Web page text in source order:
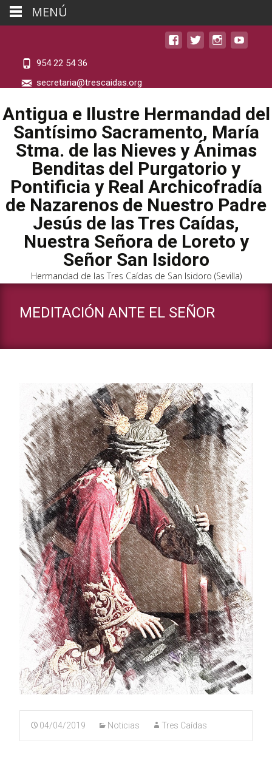
954 22 54 36
secretaria@trescaidas.org
Antigua e Ilustre Hermandad del
Santísimo Sacramento, María
Stma. de las Nieves y Ánimas
Benditas del Purgatorio y
Pontificia y Real Archicofradía
de Nazarenos de Nuestro Padre
Jesús de las Tres Caídas,
Nuestra Señora de Loreto y
Señor San Isidoro
Hermandad de las Tres Caídas de San Isidoro (Sevilla)
MEDITACIÓN ANTE EL SEÑOR
04/04/2019 Noticias Tres Caídas
MENÚ